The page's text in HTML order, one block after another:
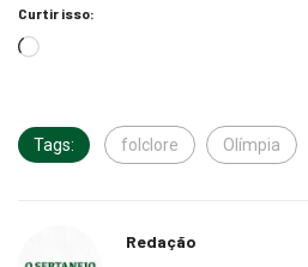
Curtir isso:
Tags: folclore Olímpia
Redação